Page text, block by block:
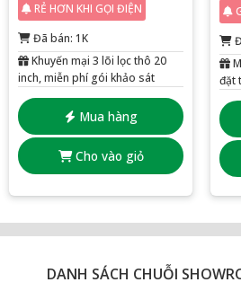
Mua hàng
Cho vào giỏ
RẺ HƠN KHI GỌI ĐIỆN
Đã bán: 1K
Khuyến mại 3 lõi lọc thô 20
inch, miễn phí gói khảo sát
đặt
DANH SÁCH CHUỖI